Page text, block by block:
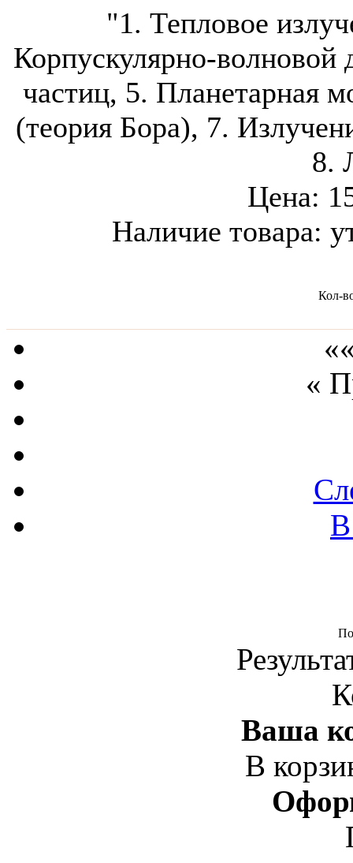
"1. Тепловое
Корпускулярно-волновой
частиц, 5. Планетарная
(теория Бора), 7.
8.
Цена:
Наличие товара:
Кол-
«
Ваша
В